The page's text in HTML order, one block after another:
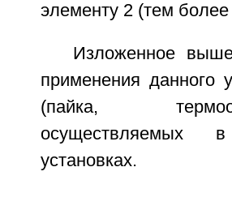
элементу 2 (тем
Изложенное
применения данного
(пайка,
осуществляемых
установках.